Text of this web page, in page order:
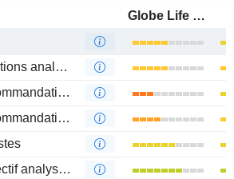
Globe Life Inc.
analystes
analystes 1 an
analystes 4 mois
1 an